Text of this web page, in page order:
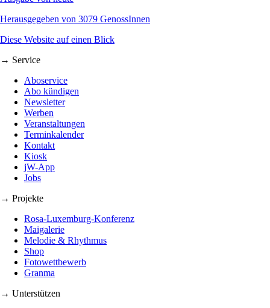
Herausgegeben von 3079 GenossInnen
Diese Website auf einen Blick
→ Service
Aboservice
Abo kündigen
Newsletter
Werben
Veranstaltungen
Terminkalender
Kontakt
Kiosk
jW-App
Jobs
→ Projekte
Rosa-Luxemburg-Konferenz
Maigalerie
Melodie & Rhythmus
Shop
Fotowettbewerb
Granma
→ Unterstützen